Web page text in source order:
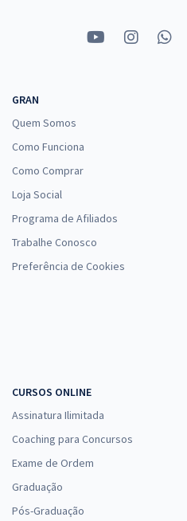
GRAN
Quem Somos
Como Funciona
Como Comprar
Loja Social
Programa de Afiliados
Trabalhe Conosco
Preferência de Cookies
CURSOS ONLINE
Assinatura Ilimitada
Coaching para Concursos
Exame de Ordem
Graduação
Pós-Graduação